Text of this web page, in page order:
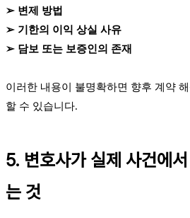
➢ 변제 방법
➢ 기한의 이익 상실 사유
➢ 담보 또는 보증인의 존재
이러한 내용이 불명확하면 향후 계약
할 수 있습니다.
5. 변호사가 실제 사건에
는 것